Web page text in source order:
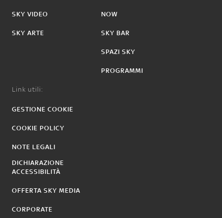
SKY VIDEO
SKY ARTE
NOW
SKY BAR
SPAZI SKY
PROGRAMMI
Link utili:
GESTIONE COOKIE
COOKIE POLICY
NOTE LEGALI
DICHIARAZIONE
ACCESSIBILITÀ
OFFERTA SKY MEDIA
CORPORATE